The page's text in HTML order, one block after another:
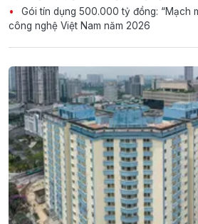
Gói tín dụng 500.000 tỷ đồng: “Mạch
công nghệ Việt Nam năm 2026